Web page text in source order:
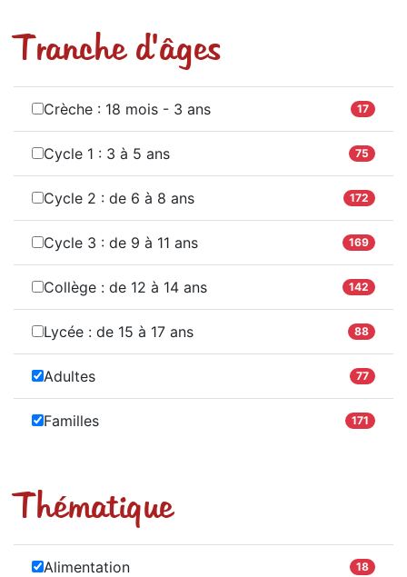
Tranche d'âges
Crèche : 18 mois - 3 ans 17
Cycle 1 : 3 à 5 ans 75
Cycle 2 : de 6 à 8 ans 172
Cycle 3 : de 9 à 11 ans 169
Collège : de 12 à 14 ans 142
Lycée : de 15 à 17 ans 88
Adultes 77
Familles 171
Thématique
Alimentation 18